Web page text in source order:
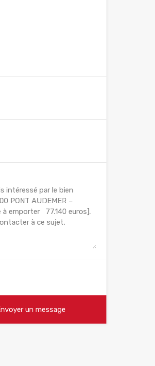
un message